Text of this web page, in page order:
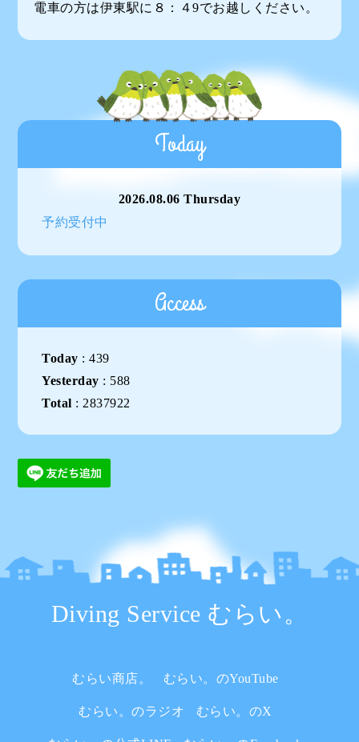
電車の方は伊東駅に８：４9でお越しください。
Today
2026.08.06 Thursday
予約受付中
Access
Today :439
Yesterday : 588
Total : 2837922
Diving Service むらい。
むらい商店。 むらい。のYouTube
むらい。のラジオ むらい。のX